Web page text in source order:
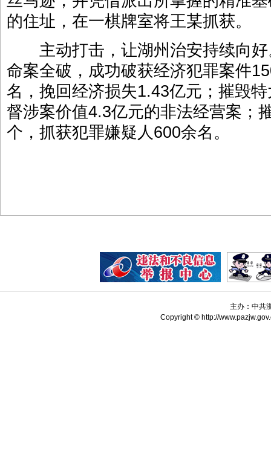
的住址，在一棋牌室将王某抓获。
主动打击，让湖州治安持续向好
命案全破，成功破获经济犯罪案件
名，挽回经济损失1.43亿元；摧毁
督涉案价值4.3亿元的非法经营案；
个，抓获犯罪嫌疑人600余名。
主办：中共
Copyright © http://